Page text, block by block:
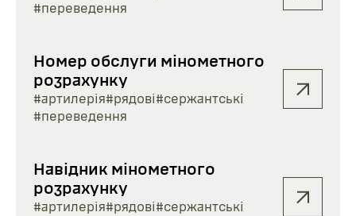
#переведення
Номер обслуги мінометного
розрахунку
#артилерія#рядові#сержантські
#переведення
Навідник мінометного
розрахунку
#артилерія#рядові#сержантські